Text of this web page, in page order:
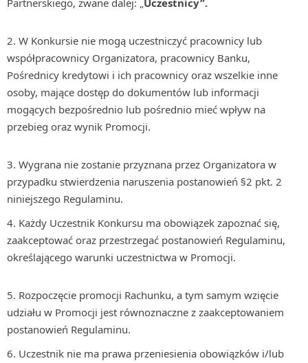
Partnerskiego, zwane dalej: „Uczestnicy”.
W Konkursie nie mogą uczestniczyć pracownicy lub
współpracownicy Organizatora, pracownicy Banku,
Pośrednicy kredytowi i ich pracownicy oraz wszelkie inne
osoby, mające dostęp do dokumentów lub informacji
mogących bezpośrednio lub pośrednio mieć wpływ na
przebieg oraz wynik Promocji.
Wygrana nie zostanie przyznana przez Organizatora w
przypadku stwierdzenia naruszenia postanowień §2 pkt. 2
niniejszego Regulaminu.
Każdy Uczestnik Konkursu ma obowiązek zapoznać się,
zaakceptować oraz przestrzegać postanowień Regulaminu,
określającego warunki uczestnictwa w Promocji.
Rozpoczęcie promocji Rachunku, a tym samym wzięcie
udziału w Promocji jest równoznaczne z zaakceptowaniem
postanowień Regulaminu.
Uczestnik nie ma prawa przeniesienia obowiązków i/lub